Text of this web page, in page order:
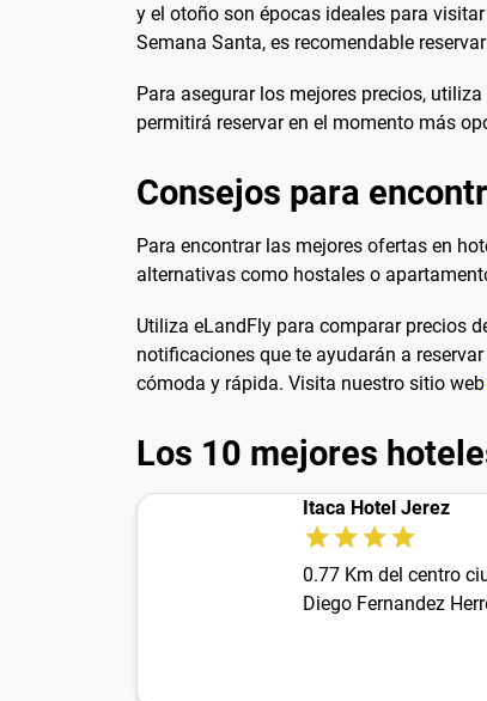
y el otoño son épocas ideales para
Semana Santa, es recomendable
Para asegurar los mejores precios,
permitirá reservar en el momento más
Consejos para
Para encontrar las mejores ofertas en
alternativas como hostales o
Utiliza eLandFly para comparar precios
notificaciones que te ayudarán a
cómoda y rápida. Visita nuestro sitio web
Los 10 mejores
Itaca Hotel Jerez
0.77 Km del centro
Diego Fernandez